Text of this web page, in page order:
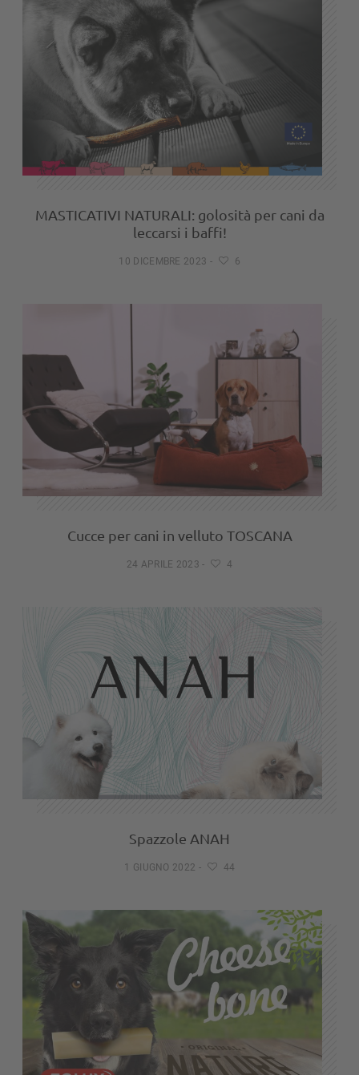
MASTICATIVI NATURALI: golosità per cani da
leccarsi i baffi!
10 DICEMBRE 2023 - 6
Cucce per cani in velluto TOSCANA
24 APRILE 2023- 4
Spazzole ANAH
1 GIUGNO 2022 - 44